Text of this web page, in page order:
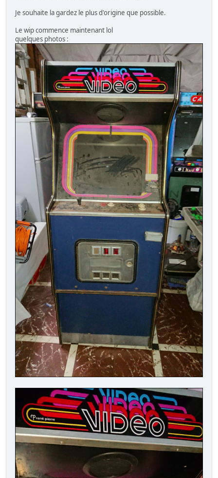
Je souhaite la gardez le plus d'origine que possible.
Le wip commence maintenant lol
quelques photos :